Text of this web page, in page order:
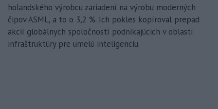
holandského výrobcu zariadení na výrobu moderných
čipov ASML, a to o 3,2 %. Ich pokles kopíroval prepad
akcií globálnych spoločností podnikajúcich v oblasti
infraštruktúry pre umelú inteligenciu.